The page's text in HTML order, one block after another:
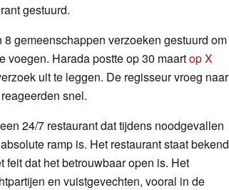
gestuurd.
8 gemeenschappen verzoeken gestuurd om
voegen. Harada postte op 30 maartop X
uit te leggen. De regisseur vroeg naar
snel.
24/7 restaurant dat tijdens noodgevallen
ramp is. Het restaurant staat bekend
feit dat het betrouwbaar open is. Het
en vuistgevechten, vooral in de